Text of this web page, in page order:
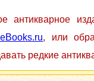
антикварное
, или
редкие